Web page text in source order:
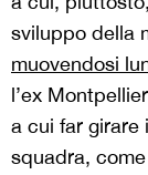
sviluppo della
muovendosi
l’ex
a cui far girare
squadra,